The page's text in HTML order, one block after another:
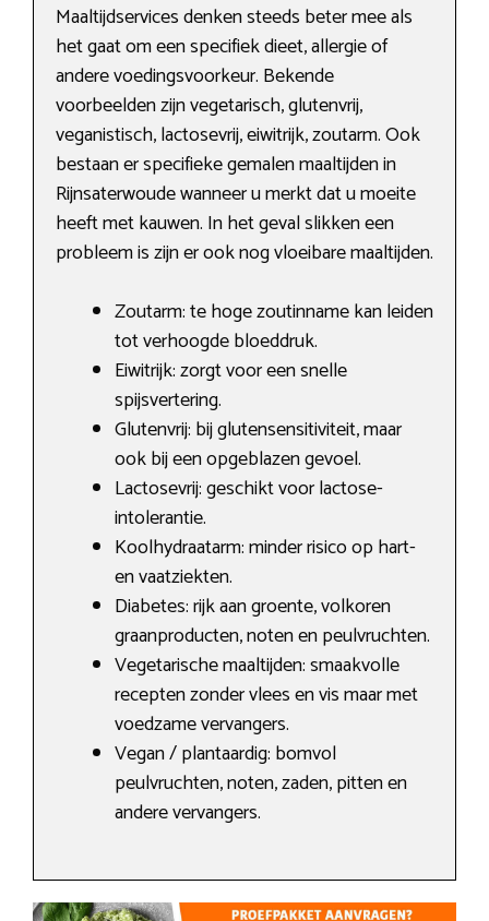
Maaltijdservices denken steeds beter mee als
het gaat om een specifiek dieet, allergie of
andere voedingsvoorkeur. Bekende
voorbeelden zijn vegetarisch, glutenvrij,
veganistisch, lactosevrij, eiwitrijk, zoutarm. Ook
bestaan er specifieke gemalen maaltijden in
Rijnsaterwoude wanneer u merkt dat u moeite
heeft met kauwen. In het geval slikken een
probleem is zijn er ook nog vloeibare maaltijden.
Zoutarm: te hoge zoutinname kan leiden
tot verhoogde bloeddruk.
Eiwitrijk: zorgt voor een snelle
spijsvertering.
Glutenvrij: bij glutensensitiviteit, maar
ook bij een opgeblazen gevoel.
Lactosevrij: geschikt voor lactose-
intolerantie.
Koolhydraatarm: minder risico op hart-
en vaatziekten.
Diabetes: rijk aan groente, volkoren
graanproducten, noten en peulvruchten.
Vegetarische maaltijden: smaakvolle
recepten zonder vlees en vis maar met
voedzame vervangers.
Vegan / plantaardig: bomvol
peulvruchten, noten, zaden, pitten en
andere vervangers.